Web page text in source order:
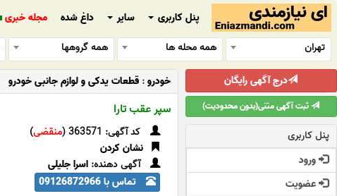
پنل کاربری سایر داغ شده مجله خبری
تهران
همه محله ها همه گروهها
خودرو:قطعات یدکی و لوازم جانبی خودرو
سپر عقب تارا
کد آگهی: 363571 ( منقضی)
نشان کردن
آگهی دهنده:اسرا جلیلی
تماس با 09126872966
درج آگهی رایگان
ثبت آگهی متنی(بدون محدودیت)
پنل کاربری
ورود
عضویت